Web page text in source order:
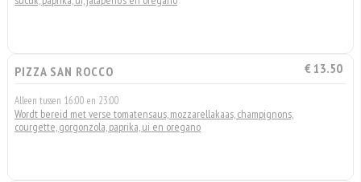
PIZZA SAN ROCCO € 13.50
Alleen tussen 16:00 en 23:00
Wordt bereid met verse tomatensaus, mozzarellakaas, champignons,
courgette, gorgonzola, paprika, ui en oregano